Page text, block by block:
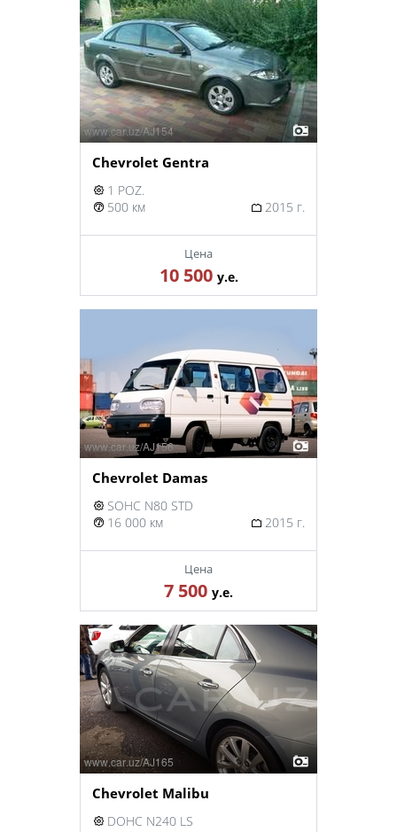
Chevrolet Gentra
1 POZ.
500 км
2015 г.
Цена
10 500 у.е.
Chevrolet Damas
SOHC N80 STD
16 000 км
2015 г.
Цена
7 500 у.е.
Chevrolet Malibu
DOHC N240 LS